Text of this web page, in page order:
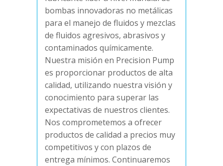
bombas innovadoras no metálicas
para el manejo de fluidos y mezclas
de fluidos agresivos, abrasivos y
contaminados químicamente.
Nuestra misión en Precision Pump
es proporcionar productos de alta
calidad, utilizando nuestra visión y
conocimiento para superar las
expectativas de nuestros clientes.
Nos comprometemos a ofrecer
productos de calidad a precios muy
competitivos y con plazos de
entrega mínimos. Continuaremos